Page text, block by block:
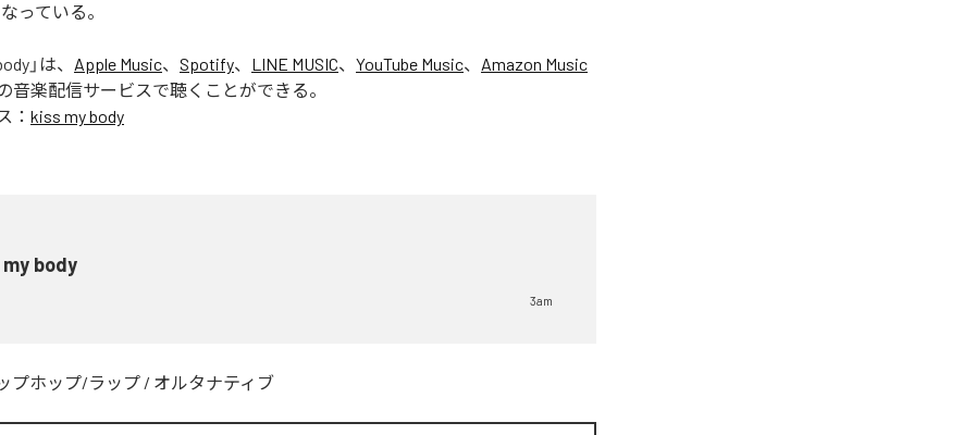
っている。
」は、 Apple Music、 Spotify、 LINE MUSIC、 YouTube Music、 Amazon Music
音楽配信サービスで聴くことができる。
： kiss my body
body
3am
プホップ/ラップ / オルタナティブ